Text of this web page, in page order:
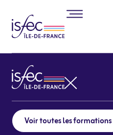
Voir toutes les formations